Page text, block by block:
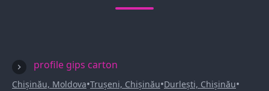
profile gips carton
Chișinău, Moldova•Trușeni, Chișinău•Durlești, Chișinău•